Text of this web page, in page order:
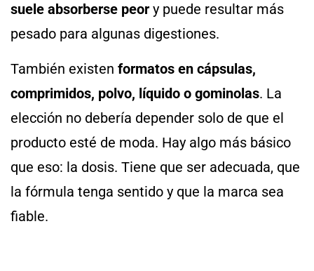
suele absorberse peor y puede resultar más
pesado para algunas digestiones.
También existen formatos en cápsulas,
comprimidos, polvo, líquido o gominolas. La
elección no debería depender solo de que el
producto esté de moda. Hay algo más básico
que eso: la dosis. Tiene que ser adecuada, que
la fórmula tenga sentido y que la marca sea
fiable.